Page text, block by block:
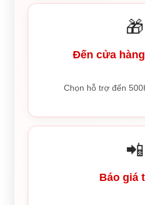
🎁
Đến cửa
Chọn hỗ trợ đến
📲
Báo giá